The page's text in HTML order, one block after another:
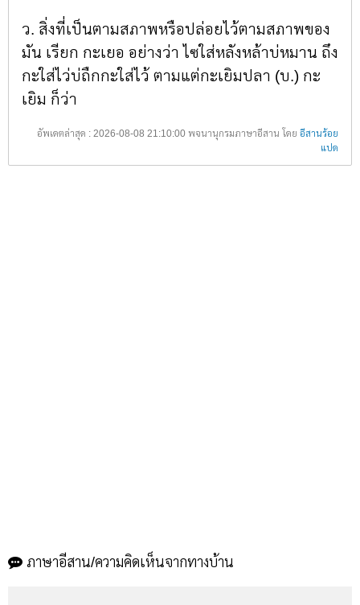
ว. สิ่งที่เป็นตามสภาพหรือปล่อยไว้ตามสภาพของ
มัน เรียก กะเยอ อย่างว่า ไซใส่หลังหล้าบ่หมาน ถึง
กะใส่ไว่บ่ถืกกะใส่ไว้ ตามแต่กะเยิมปลา (บ.) กะ
เยิม ก็ว่า
อัพเดตล่าสุด : 2026-08-08 21:10:00 พจนานุกรมภาษาอีสาน โดย อีสานร้อย
แปด
ภาษาอีสาน/ความคิดเห็นจากทางบ้าน